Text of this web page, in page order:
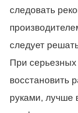
следовать
следует
При
восстановить
руками, лучше